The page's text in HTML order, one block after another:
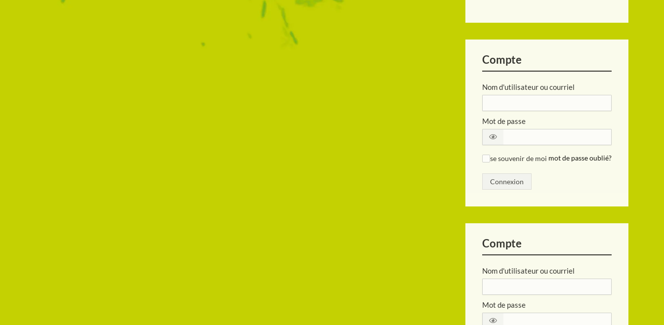
Compte
Nom d'utilisateur ou courriel
Mot de passe
se souvenir de moi mot de passe oublié?
Connexion
Compte
Nom d'utilisateur ou courriel
Mot de passe